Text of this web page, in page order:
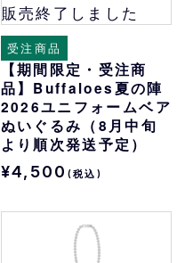
販売終了しました
受注商品
【期間限定・受注商
品】Buffaloes夏の陣
2026ユニフォームベア
ぬいぐるみ（8月中旬
より順次発送予定）
¥4,500 (税込)